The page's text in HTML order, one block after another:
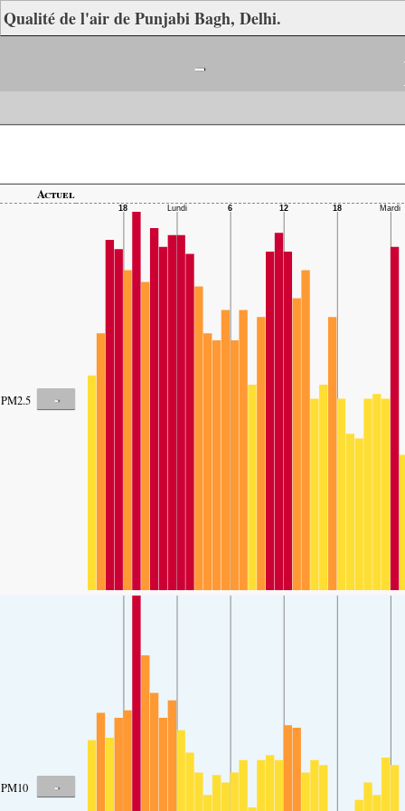
Qualité de l'air de Punjabi Bagh, Delhi.
-
Actuel
PM2.5 -
PM10 -